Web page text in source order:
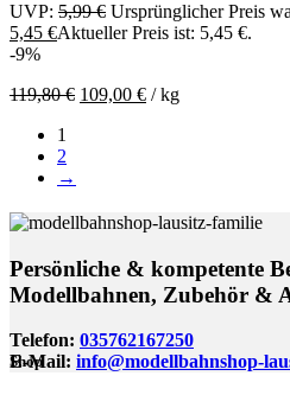
UVP: 5,99€ Ursprünglicher Preis
5,45 €Aktueller Preis ist: 5,45 €.
-9%
119,80€ 109,00 € /kg
1
2
→
Persönliche & kompetente
Modellbahnen, Zubehör &
Telefon: 035762167250
E-Mail: info@modellbahnshop-
Shop